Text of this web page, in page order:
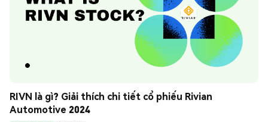
RIVN là gì? Giải thích chi tiết cổ phiếu Rivian
Automotive 2024